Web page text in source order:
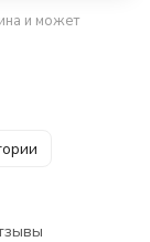
и может